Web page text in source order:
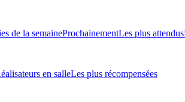
de la semaineProchainementLes plus attendus
en salleLes plus récompensées